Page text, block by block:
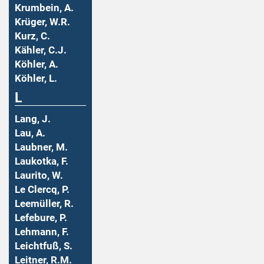
Krumbein, A.
Krüger, W.R.
Kurz, C.
Kähler, C.J.
Köhler, A.
Köhler, L.
L
Lang, J.
Lau, A.
Laubner, M.
Laukotka, F.
Laurito, W.
Le Clercq, P.
Leemüller, R.
Lefebure, P.
Lehmann, F.
Leichtfuß, S.
Leitner, R.M.